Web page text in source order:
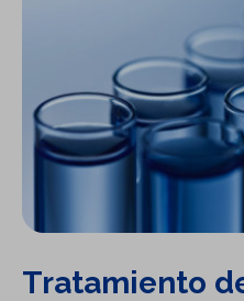
Tratamiento